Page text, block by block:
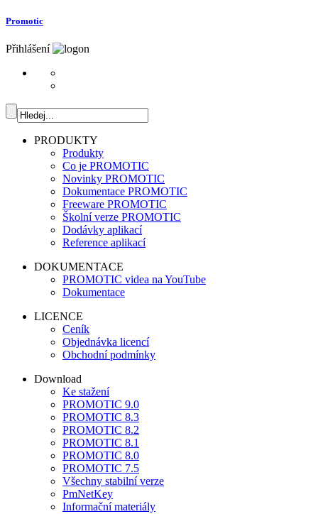
Promotic
Přihlášení
PRODUKTY
Produkty
Co je PROMOTIC
Novinky PROMOTIC
Dokumentace PROMOTIC
Freeware PROMOTIC
Školní verze PROMOTIC
Dodávky aplikací
Reference aplikací
DOKUMENTACE
PROMOTIC videa na YouTube
Dokumentace
LICENCE
Ceník
Objednávka licencí
Obchodní podmínky
Download
Ke stažení
PROMOTIC 9.0
PROMOTIC 8.3
PROMOTIC 8.2
PROMOTIC 8.1
PROMOTIC 8.0
PROMOTIC 7.5
Všechny stabilní verze
PmNetKey
Informační materiály